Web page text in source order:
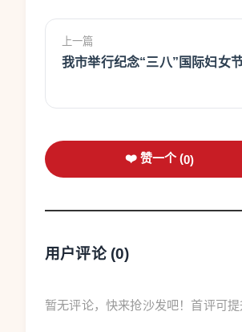
上一篇
我市举行纪念“三八”国际妇女
❤️ 赞一个 (0)
用户评论 (0)
暂无评论，快来抢沙发吧！首评可提